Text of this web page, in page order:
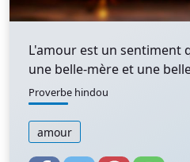
L'amour est un sentiment
une belle-mère et une
Proverbe hindou
amour